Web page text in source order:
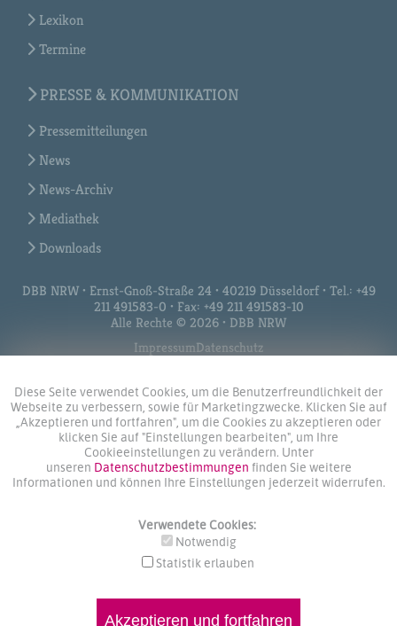
Diese Seite verwendet Cookies, um die Benutzerfreundlichkeit der
Webseite zu verbessern, sowie für Marketingzwecke. Klicken Sie auf
„Akzeptieren und fortfahren", um die Cookies zu akzeptieren oder
klicken Sie auf "Einstellungen bearbeiten", um Ihre
Cookieeinstellungen zu verändern. Unter
unseren Datenschutzbestimmungen finden Sie weitere
Informationen und können Ihre Einstellungen jederzeit widerrufen.
Verwendete Cookies:
Notwendig
Statistik erlauben
Akzeptieren und fortfahren
Lexikon
Termine
PRESSE & KOMMUNIKATION
Pressemitteilungen
News
News-Archiv
Mediathek
Downloads
DBB NRW • Ernst-Gnoß-Straße 24 • 40219 Düsseldorf • Tel.: +49
211 491583-0 • Fax: +49 211 491583-10
Alle Rechte © 2026 • DBB NRW
ImpressumDatenschutz